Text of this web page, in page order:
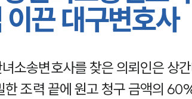
이끈 대구변호사
소송변호사를 찾은 의뢰인은 상
한 조력 끝에 원고 청구 금액의